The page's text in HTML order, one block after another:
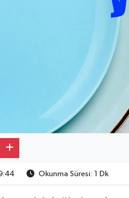
Okunma Süresi: 1 Dk